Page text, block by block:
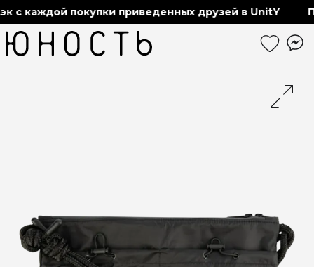
с каждой покупки приведенных друзей в UnitY